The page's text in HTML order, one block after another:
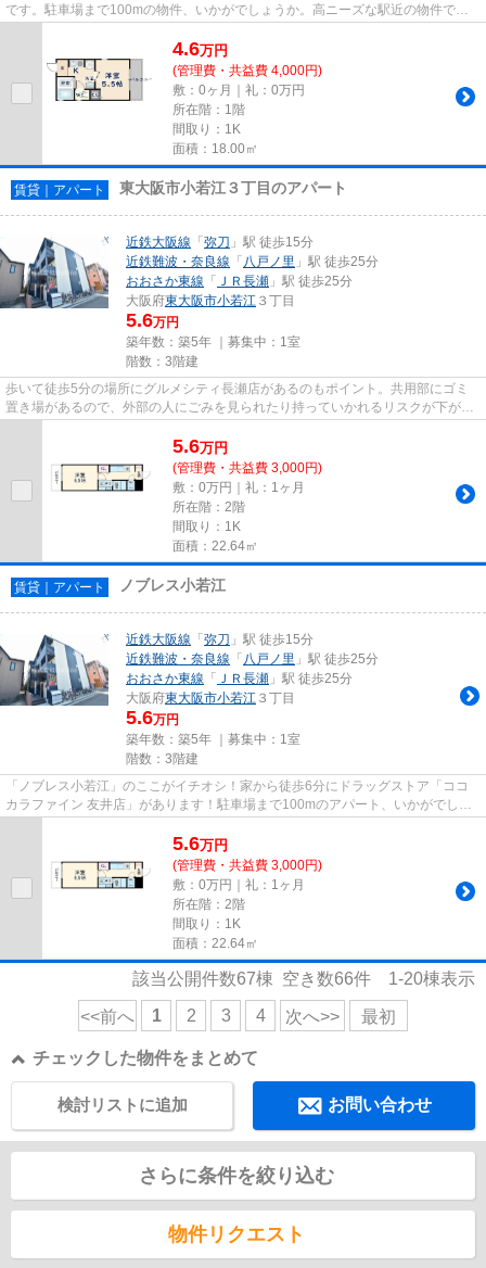
です。駐車場まで100mの物件、いかがでしょうか。高ニーズな駅近の物件で、
徒歩5分で駅に行くことができます...
4.6万円
(管理費・共益費 4,000円)
敷：0ヶ月｜礼：0万円
所在階：1階
間取り：1K
面積：18.00㎡
賃貸｜アパート 東大阪市小若江３丁目のアパート
近鉄大阪線 「弥刀 」駅 徒歩15分
近鉄難波・奈良線 「 八戸ノ里 」駅 徒歩25分
おおさか東線 「 ＪＲ長瀬 」駅 徒歩25分
大阪府東大阪市小若江 ３丁目
5.6万円
築年数：築5年 ｜募集中： 1室
階数：3階建
歩いて徒歩5分の場所にグルメシティ長瀬店があるのもポイント。共用部にゴミ
置き場があるので、外部の人にごみを見られたり持っていかれるリスクが下がり
ます。良好な眺望で癒されてみ...
5.6万円
(管理費・共益費 3,000円)
敷：0万円｜礼：1ヶ月
所在階：2階
間取り：1K
面積：22.64㎡
賃貸｜アパート ノブレス小若江
近鉄大阪線 「弥刀 」駅 徒歩15分
近鉄難波・奈良線 「 八戸ノ里 」駅 徒歩25分
おおさか東線 「 ＪＲ長瀬 」駅 徒歩25分
大阪府東大阪市小若江 ３丁目
5.6万円
築年数：築5年 ｜募集中： 1室
階数：3階建
「ノブレス小若江」のここがイチオシ！家から徒歩6分にドラッグストア「ココ
カラファイン 友井店」があります！駐車場まで100mのアパート、いかがでしょ
うか！場所が平坦なのは、ラン...
5.6万円
(管理費・共益費 3,000円)
敷：0万円｜礼：1ヶ月
所在階：2階
間取り：1K
面積：22.64㎡
該当公開件数67棟 空き数66件 1-20棟表示
<<前へ 1 2 3 4 次へ>> 最初
チェックした物件をまとめて
お問い合わせ
検討リストに追加
さらに条件を絞り込む
物件リクエスト